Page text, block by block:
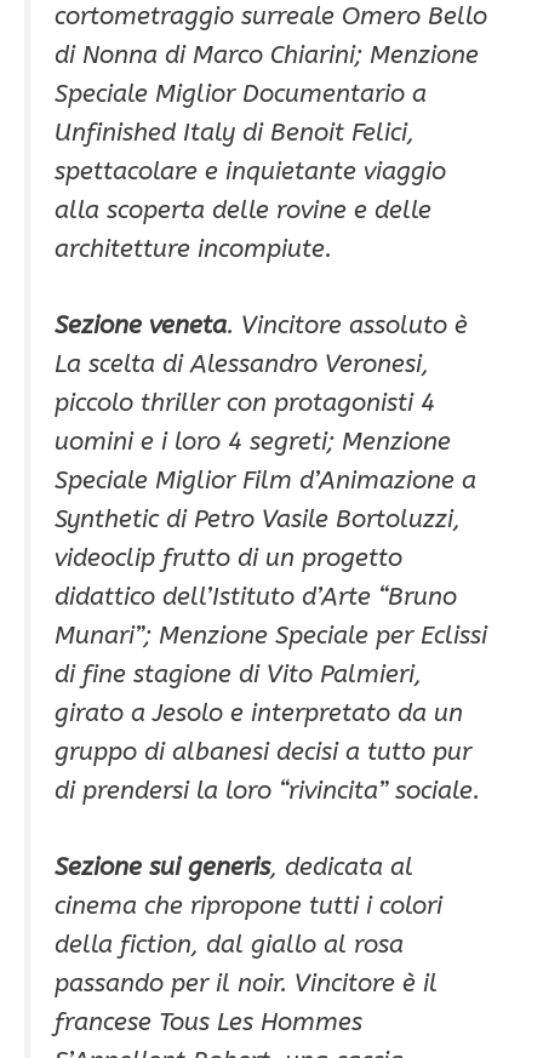
cortometraggio surreale Omero Bello
di Nonna di Marco Chiarini; Menzione
Speciale Miglior Documentario a
Unfinished Italy di Benoit Felici,
spettacolare e inquietante viaggio
alla scoperta delle rovine e delle
architetture incompiute.
Sezione veneta. Vincitore assoluto è
La scelta di Alessandro Veronesi,
piccolo thriller con protagonisti 4
uomini e i loro 4 segreti; Menzione
Speciale Miglior Film d’Animazione a
Synthetic di Petro Vasile Bortoluzzi,
videoclip frutto di un progetto
didattico dell’Istituto d’Arte “Bruno
Munari”; Menzione Speciale per Eclissi
di fine stagione di Vito Palmieri,
girato a Jesolo e interpretato da un
gruppo di albanesi decisi a tutto pur
di prendersi la loro “rivincita” sociale.
Sezione sui generis, dedicata al
cinema che ripropone tutti i colori
della fiction, dal giallo al rosa
passando per il noir. Vincitore è il
francese Tous Les Hommes